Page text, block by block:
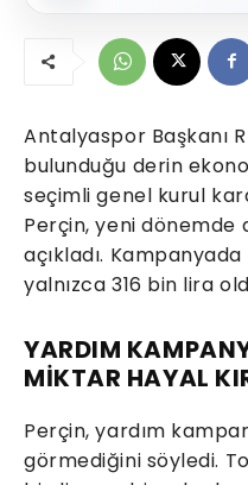
Antalyaspor Başkanı
bulunduğu derin
seçimli genel kurul
Perçin, yeni dönemde
açıkladı.
yalnızca 316 bin lira
YARDIM
MİKTAR HAYAL
Perçin, yardım
görmediğini söyledi.